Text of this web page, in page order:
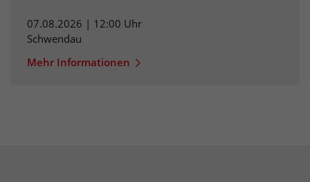
07.08.2026 | 12:00 Uhr
Schwendau
Mehr Informationen